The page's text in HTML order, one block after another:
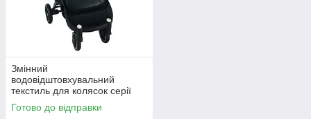
Змінний
водовідштовхувальний
текстиль для колясок серії
Yoya plus колір Дісней Міккі
KT5000201-Уцінка
Готово до відправки